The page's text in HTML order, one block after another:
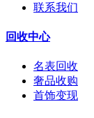
联系我们
回收中心
名表回收
奢品收购
首饰变现